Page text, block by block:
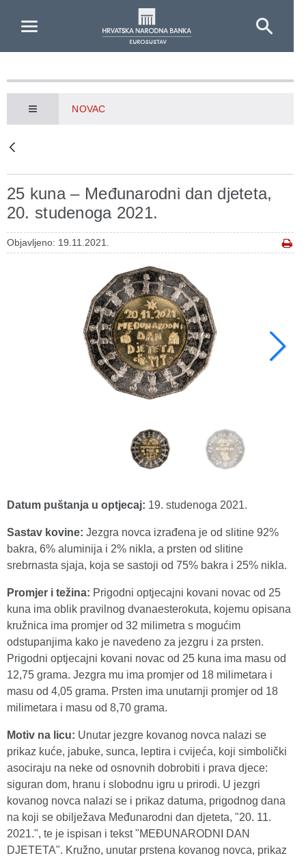
NOVAC
25 kuna – Međunarodni dan djeteta,
20. studenoga 2021.
Objavljeno: 19.11.2021.
Datum puštanja u optjecaj: 19. studenoga 2021.
Sastav kovine: Jezgra novca izrađena je od slitine 92%
bakra, 6% aluminija i 2% nikla, a prsten od slitine
srebrnasta sjaja, koja se sastoji od 75% bakra i 25% nikla.
Promjer i težina: Prigodni optjecajni kovani novac od 25
kuna ima oblik pravilnog dvanaesterokuta, kojemu opisana
kružnica ima promjer od 32 milimetra s mogućim
odstupanjima kako je navedeno za jezgru i za prsten.
Prigodni optjecajni kovani novac od 25 kuna ima masu od
12,75 grama. Jezgra mu ima promjer od 18 milimetara i
masu od 4,05 grama. Prsten ima unutarnji promjer od 18
milimetara i masu od 8,70 grama.
Motiv na licu: Unutar jezgre kovanog novca nalazi se
prikaz kuće, jabuke, sunca, leptira i cvijeća, koji simbolički
asociraju na neke od osnovnih dobrobiti i prava djece:
siguran dom, hranu i slobodnu igru u prirodi. U jezgri
kovanog novca nalazi se i prikaz datuma, prigodnog dana
na koji se obilježava Međunarodni dan djeteta, "20. 11.
2021.", te je ispisan i tekst "MEĐUNARODNI DAN
DJETETA". Kružno, unutar prstena kovanog novca, prikaz